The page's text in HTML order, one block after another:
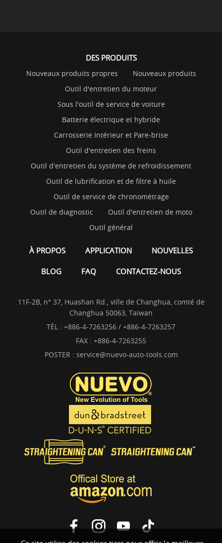
DES PRODUITS
Nouveaux produits propres
Nouveaux produits
Outil d'entretien du moteur
Sous l'outil de service de voiture
Batterie électrique et hybride
Carrosserie Intérieur et Pare-brise
Outil d'entretien des freins
Outil d'entretien du système de refroidissement
Outil de lubrification et de filtre à huile
Outil de service de chronométrage
Outil de diagnostic
Outil d'entretien de moto
Outil général
À PROPOS APPLICATION NOUVELLES
BLOG FAQ CONTACTEZ-NOUS
11F-2B, n° 37, Huashan Rd., ville de Changhua, comté de
Changhua 50063, Taïwan
TÉL : +886-4-7263256 / +886-4-7263257
FAX : +886-4-7263255
POSTER : service@nuevo-auto-tools.com